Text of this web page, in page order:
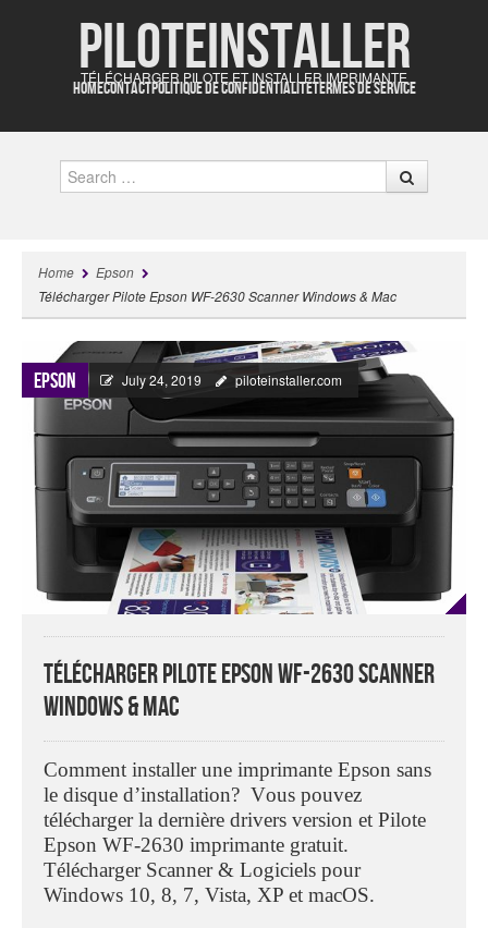
Piloteinstaller
TÉLÉCHARGER PILOTE ET INSTALLER IMPRIMANTE
HOMECONTACTPOLITIQUE DE CONFIDENTIALITÉTERMES DE SERVICE
Search
Home
Epson
Télécharger Pilote Epson WF-2630 Scanner Windows & Mac
Epson July 24, 2019 piloteinstaller.com
Télécharger Pilote Epson WF-2630 Scanner
Windows & Mac
Comment installer une imprimante Epson sans
le disque d’installation? Vous pouvez
télécharger la dernière drivers version et Pilote
Epson WF-2630 imprimante gratuit.
Télécharger Scanner & Logiciels pour
Windows 10, 8, 7, Vista, XP et macOS.